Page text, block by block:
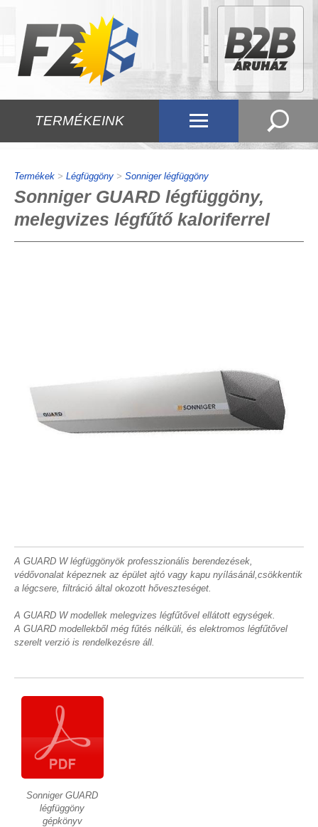
TERMÉKEINK
Termékek > Légfüggöny > Sonniger légfüggöny
Sonniger GUARD légfüggöny,
melegvizes légfűtő kaloriferrel
A GUARD W légfüggönyök professzionális berendezések,
védővonalat képeznek az épület ajtó vagy kapu nyílásánál,csökkentik
a légcsere, filtráció által okozott hőveszteséget.
A GUARD W modellek melegvizes légfűtővel ellátott egységek.
A GUARD modellekből még fűtés nélküli, és elektromos légfűtővel
szerelt verzió is rendelkezésre áll.
Sonniger GUARD
légfüggöny
gépkönyv